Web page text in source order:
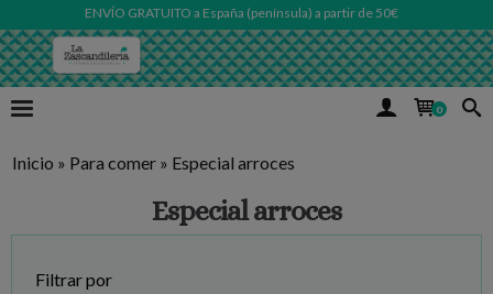
ENVÍO GRATUITO a España (península) a partir de 50€
0
Inicio » Para comer » Especial arroces
Especial arroces
Filtrar por